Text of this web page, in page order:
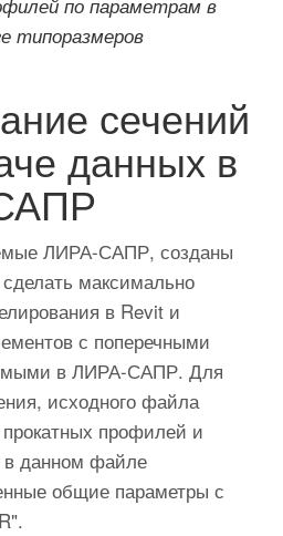
по параметрам в
типоразмеров
сечений
данных в
ЛИРА-САПР, созданы
максимально
в Revit и
с поперечными
в ЛИРА-САПР. Для
исходного файла
профилей и
данном файле
общие параметры с